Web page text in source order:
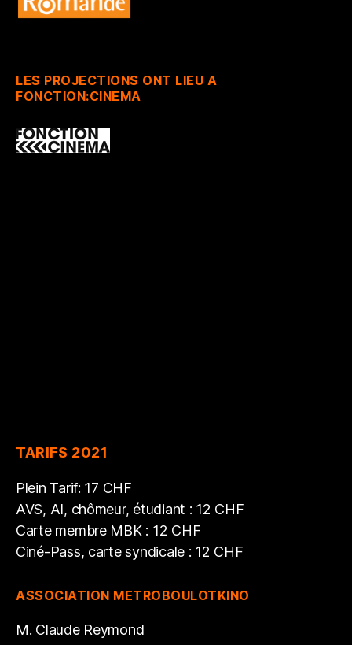
LES PROJECTIONS ONT LIEU A
FONCTION:CINEMA
TARIFS 2021
Plein Tarif: 17 CHF
AVS, AI, chômeur, étudiant : 12 CHF
Carte membre MBK : 12 CHF
Ciné-Pass, carte syndicale : 12 CHF
ASSOCIATION METROBOULOTKINO
M. Claude Reymond